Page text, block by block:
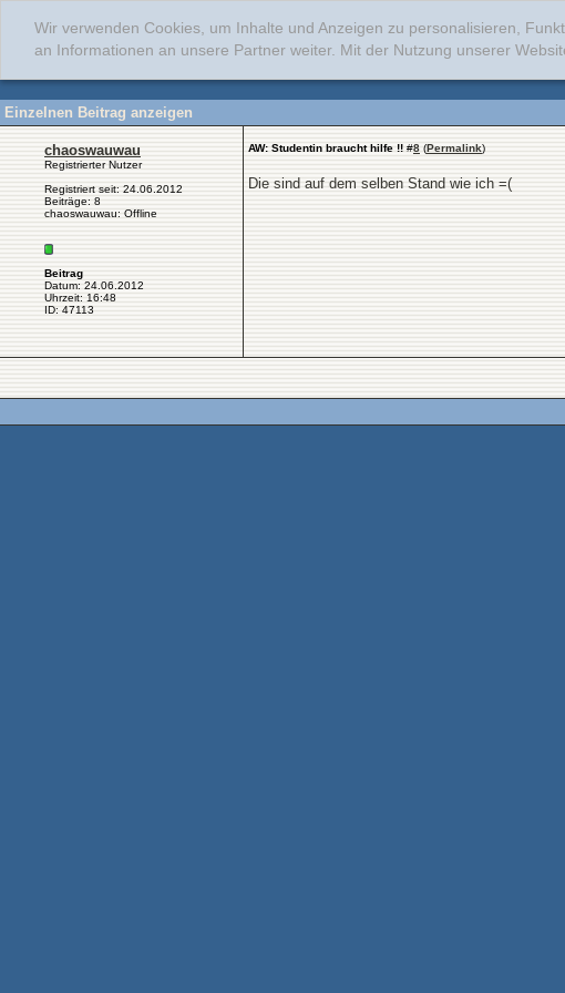
Wir verwenden Cookies, um Inhalte und Anzeigen zu personalisieren,
an Informationen an unsere Partner weiter. Mit der Nutzung unserer
Einzelnen Beitrag anzeigen
chaoswauwau
Registrierter Nutzer
Registriert seit: 24.06.2012
Beiträge: 8
chaoswauwau: Offline
Beitrag
Datum: 24.06.2012
Uhrzeit: 16:48
ID: 47113
AW: Studentin braucht hilfe !! #8 (Permalink)
Die sind auf dem selben Stand wie ich =(